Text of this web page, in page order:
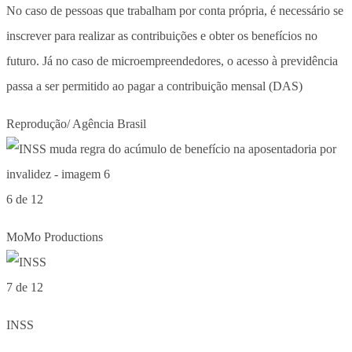
No caso de pessoas que trabalham por conta própria, é necessário se
inscrever para realizar as contribuições e obter os benefícios no
futuro. Já no caso de microempreendedores, o acesso à previdência
passa a ser permitido ao pagar a contribuição mensal (DAS)
Reprodução/ Agência Brasil
6 de 12
MoMo Productions
7 de 12
INSS